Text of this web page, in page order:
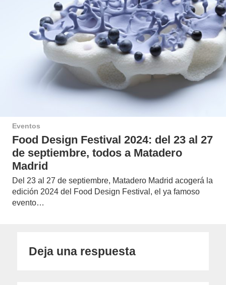
Eventos
Food Design Festival 2024: del 23 al 27
de septiembre, todos a Matadero
Madrid
Del 23 al 27 de septiembre, Matadero Madrid acogerá la
edición 2024 del Food Design Festival, el ya famoso
evento…
Deja una respuesta